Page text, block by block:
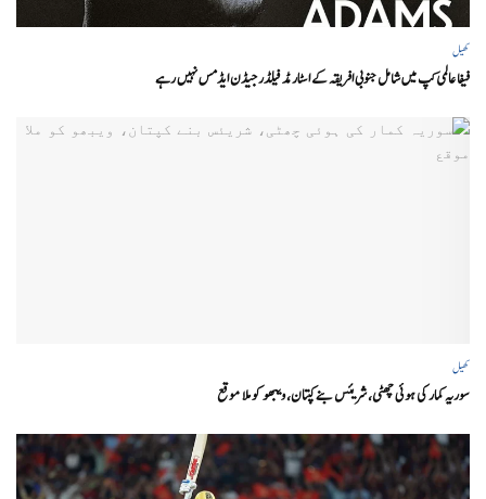
کھیل
فیفا عالمی کپ میں شامل جنوبی افریقہ کے اسٹار مڈ فیلڈر جیڈن ایڈمس نہیں رہے
کھیل
سوریہ کمار کی ہوئی چھٹی، شریئس بنے کپتان، ویبھو کو ملا موقع